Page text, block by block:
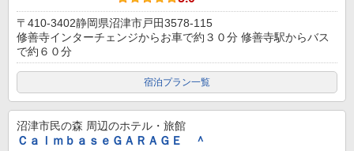
〒410-3402静岡県沼津市戸田3578-115
修善寺インターチェンジからお車で約３０分 修善寺駅からバス
で約６０分
宿泊プラン一覧
沼津市民の森 周辺のホテル・旅館
ＣａｌｍｂａｓｅＧＡＲＡＧＥ ＾